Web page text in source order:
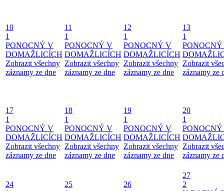
10
1
PONOCNÝ V
DOMAŽLICÍCH
Zobrazit všechny
záznamy ze dne
11
1
PONOCNÝ V
DOMAŽLICÍCH
Zobrazit všechny
záznamy ze dne
12
1
PONOCNÝ V
DOMAŽLICÍCH
Zobrazit všechny
záznamy ze dne
13
1
Zobrazit
záznamy ze
17
1
PONOCNÝ V
DOMAŽLICÍCH
Zobrazit všechny
záznamy ze dne
18
1
PONOCNÝ V
DOMAŽLICÍCH
Zobrazit všechny
záznamy ze dne
19
1
PONOCNÝ V
DOMAŽLICÍCH
Zobrazit všechny
záznamy ze dne
20
1
Zobrazit
záznamy ze
24
25
26
27
2